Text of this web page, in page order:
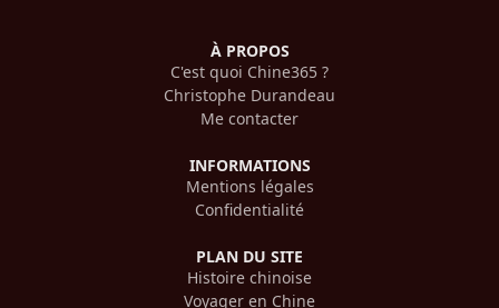
À PROPOS
C'est quoi Chine365 ?
Christophe Durandeau
Me contacter
INFORMATIONS
Mentions légales
Confidentialité
PLAN DU SITE
Histoire chinoise
Voyager en Chine